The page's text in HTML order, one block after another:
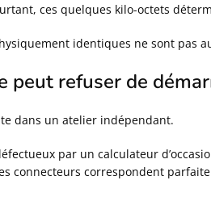
ces quelques kilo-octets
identiques ne sont pas
peut refuser de
dans un atelier indépendant.
par un calculateur
connecteurs correspondent